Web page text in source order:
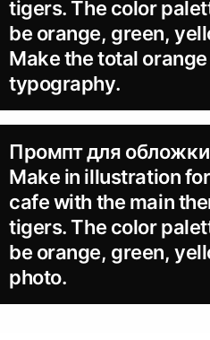
tigers. The color
be orange, green,
Make the total
typography.
Промпт для
Make in illustration
cafe with the main
tigers. The color
be orange, green,
photo.